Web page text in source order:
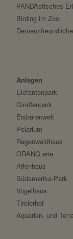
PANDAstisches
Birding im Zoo
Anlagen
Elefantenpark
Giraffenpark
Eisbärenwelt
Polarium
Regenwaldhaus
ORANG.erie
Affenhaus
Südamerika-Park
Vogelhaus
Tirolerhof
Aquarien- und